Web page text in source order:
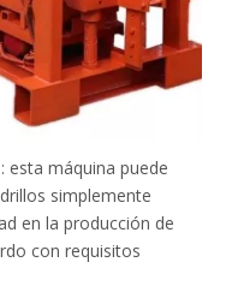
esta máquina puede
simplemente
en la producción de
con requisitos